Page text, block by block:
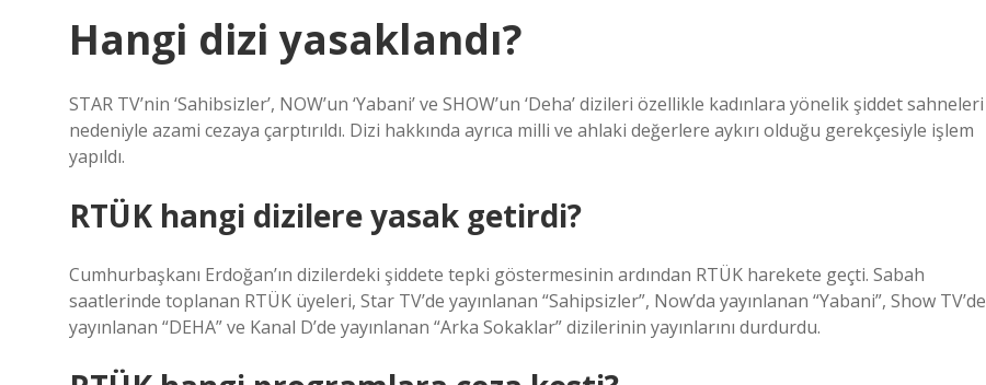
Hangi dizi yasaklandı?
STAR TV’nin ‘Sahibsizler’, NOW’un ‘Yabani’ ve SHOW’un ‘Deha’ dizileri özellikle kadınlara yönelik şiddet sahneleri
nedeniyle azami cezaya çarptırıldı. Dizi hakkında ayrıca milli ve ahlaki değerlere aykırı olduğu gerekçesiyle işlem
yapıldı.
RTÜK hangi dizilere yasak getirdi?
Cumhurbaşkanı Erdoğan’ın dizilerdeki şiddete tepki göstermesinin ardından RTÜK harekete geçti. Sabah
saatlerinde toplanan RTÜK üyeleri, Star TV’de yayınlanan “Sahipsizler”, Now’da yayınlanan “Yabani”, Show TV’de
yayınlanan “DEHA” ve Kanal D’de yayınlanan “Arka Sokaklar” dizilerinin yayınlarını durdurdu.